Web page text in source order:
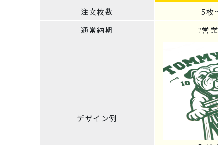
注文枚数
5枚
通常納期
7営
デザイン例